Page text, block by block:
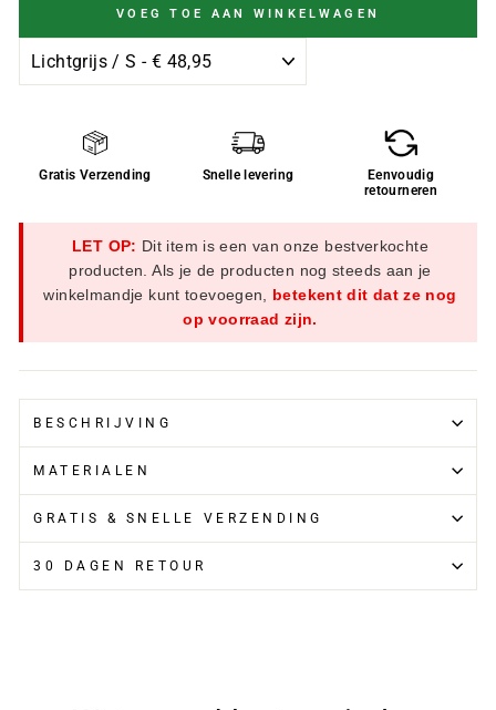
VOEG TOE AAN WINKELWAGEN
Gratis Verzending Snelle levering
Eenvoudig
retourneren
LET OP: Dit item is een van onze bestverkochte
producten. Als je de producten nog steeds aan je
winkelmandje kunt toevoegen, betekent dit dat ze nog
op voorraad zijn.
BESCHRIJVING
MATERIALEN
GRATIS & SNELLE VERZENDING
30 DAGEN RETOUR